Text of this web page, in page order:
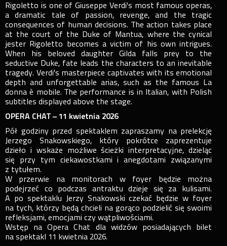
Rigoletto is one of Giuseppe Verdi's most famous operas,
a dramatic tale of passion, revenge, and the tragic
consequences of human decisions. The action takes place
at the court of the Duke of Mantua, where the cynical
jester Rigoletto becomes a victim of his own intrigues.
When his beloved daughter Gilda falls prey to the
seductive Duke, fate leads the characters to an inevitable
tragedy. Verdi's masterpiece captivates with its emotional
depth and unforgettable arias, such as the famous La
donna è mobile. The performance is in Italian, with Polish
subtitles displayed above the stage.
OPERA CHAT – 11 kwietnia 2026
Pół godziny przed spektaklem zapraszamy na prelekcję
Jerzego Snakowskiego, który pokrótce zaprezentuje
dzieło i wskaże możliwe ścieżki interpretacyjne, dzieląc
się przy tym ciekawostkami i anegdotami związanymi
z tytułem.
W przerwie na monitorach w foyer będzie można
podejrzeć co podczas antraktu dzieje się za kulisami.
A po spektaklu Jerzy Snakowski czekać będzie w foyer
na tych, którzy będą chcieli na gorąco podzielić się swoimi
refleksjami, emocjami czy wątpliwościami.
Wstęp na Opera Chat dla widzów posiadających bilet
na spektakl 11 kwietnia 2026.